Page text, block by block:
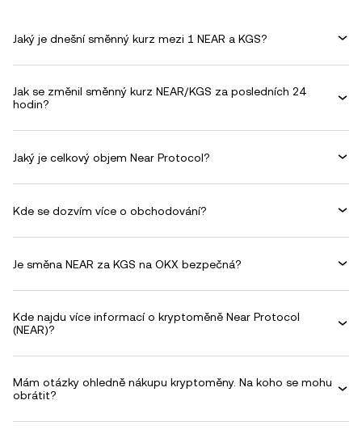
Jaký je dnešní směnný kurz mezi 1 NEAR a KGS?
Jak se změnil směnný kurz NEAR/KGS za posledních 24
hodin?
Jaký je celkový objem Near Protocol?
Kde se dozvím více o obchodování?
Je směna NEAR za KGS na OKX bezpečná?
Kde najdu více informací o kryptoměně Near Protocol
(NEAR)?
Mám otázky ohledně nákupu kryptoměny. Na koho se mohu
obrátit?